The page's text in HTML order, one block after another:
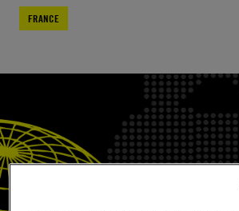
FRANCE